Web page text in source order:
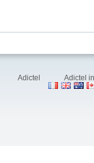
Adictel Adictel